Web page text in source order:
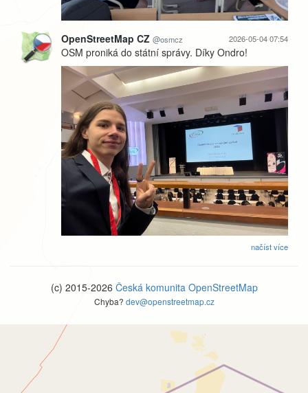
2026-05-04 07:54
OpenStreetMap CZ @osmcz
OSM proniká do státní správy. Díky Ondro!
načíst více
(c) 2015-2026 Česká komunita OpenStreetMap
Chyba? dev@openstreetmap.cz